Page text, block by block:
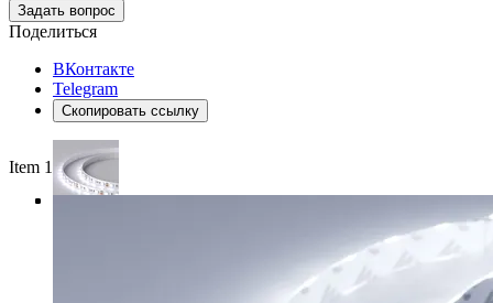
Задать вопрос
Поделиться
ВКонтакте
Telegram
Скопировать ссылку
Item 1 of 4